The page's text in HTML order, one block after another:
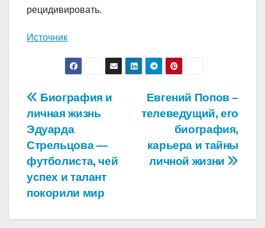
рецидивировать.
Источник
Навигация
по
записям
Евгений Попов –
телеведущий, его
биография,
карьера и тайны
личной жизни
Биография и
личная жизнь
Эдуарда
Стрельцова —
футболиста, чей
успех и талант
покорили мир